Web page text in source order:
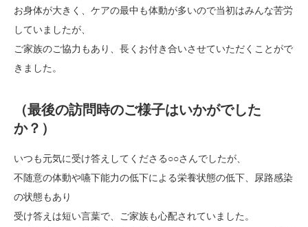
お身体が大きく、ケアの最中も体動が多いので当初はみんな苦労
していましたが、
ご家族のご協力もあり、長くお付き合いさせていただくことがで
きました。
（最後の訪問時のご様子はいかがでした
か？）
いつも元気に受け答えしてくださる○○さんでしたが、
不随意の体動や嚥下能力の低下による栄養状態の低下、尿路感染
の状態もあり
受け答えは短い言葉で、ご家族も心配されていました。